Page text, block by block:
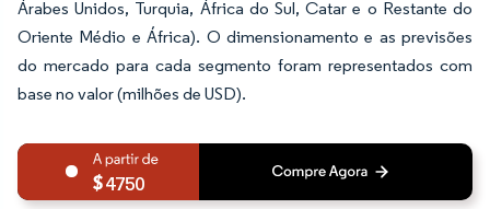
Árabes Unidos, Turquia, África do Sul, Catar e o Restante do
Oriente Médio e África). O dimensionamento e as previsões
do mercado para cada segmento foram representados com
base no valor (milhões de USD).
4750